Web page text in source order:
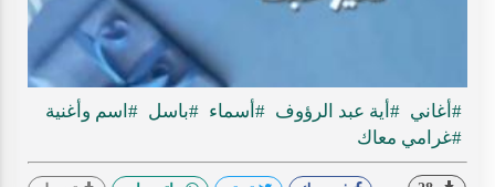
#أغاني #أية عبد الرؤوف #أسماء #باسل #اسم وأغنية
#غرامي معاك